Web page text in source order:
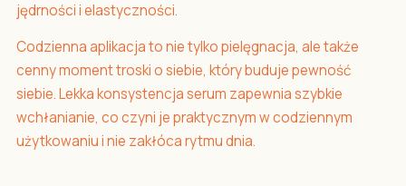
jędrności i elastyczności.
Codzienna aplikacja to nie tylko pielęgnacja, ale także
cenny moment troski o siebie, który buduje pewność
siebie. Lekka konsystencja serum zapewnia szybkie
wchłanianie, co czyni je praktycznym w codziennym
użytkowaniu i nie zakłóca rytmu dnia.